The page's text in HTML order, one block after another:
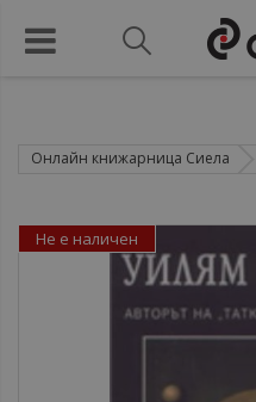
Онлайн книжарница Сиела
Не е наличен